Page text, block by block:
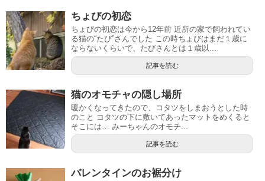
ちょびの初恋
ちょびの初恋は今から12年前 近所の家で飼われてい
る猫の“たび”さんでした この時ちょびはまだ１歳に
ならないくらいで、たびさんとは１歳以...
記事を読む
猫のオモチャの隠し場所
暖かくなってきたので、コタツをしまおうとした時
のこと コタツの下に敷いてあったマットをめくると
そこには… みーちゃんのオモチ...
記事を読む
バレンタインのお裾分け